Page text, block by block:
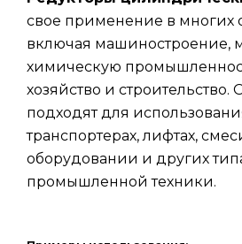
свое применение в многих
включая машиностроение,
химическую
хозяйство и
подходят для
транспортерах, лифтах,
оборудовании и других
промышленной техники.